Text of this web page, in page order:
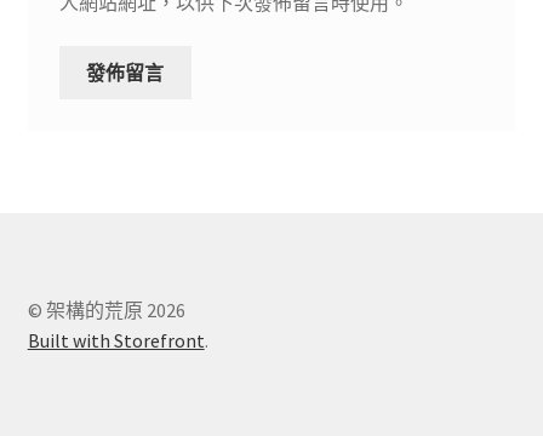
© 架構的荒原 2026
Built with Storefront.